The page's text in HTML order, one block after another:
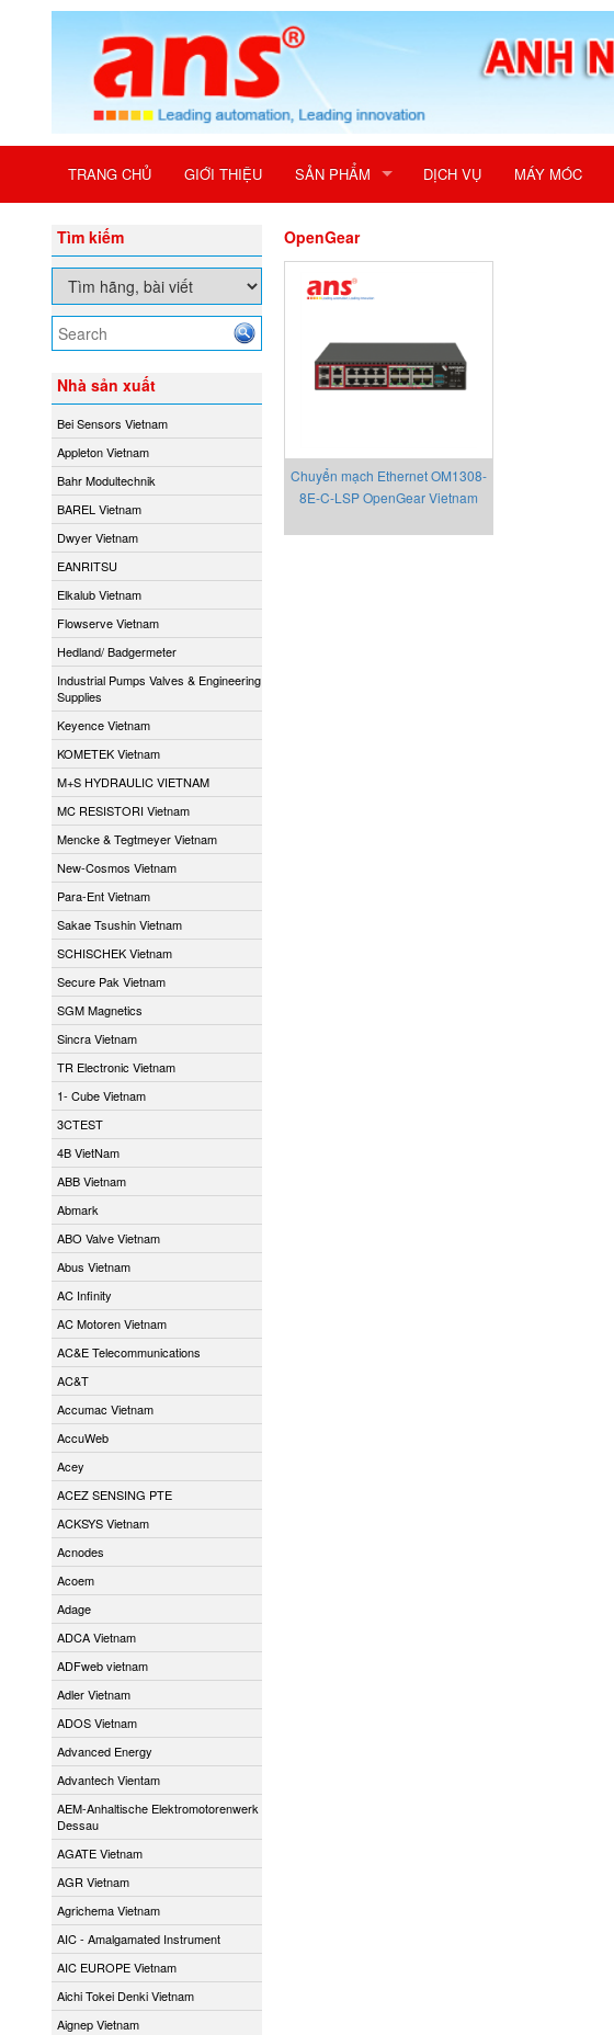
TRANG CHỦ GIỚI THIỆU SẢN PHẨM DỊCH VỤ MÁY MÓC
Tìm kiếm
Nhà sản xuất
Bei Sensors Vietnam
Appleton Vietnam
Bahr Modultechnik
BAREL Vietnam
Dwyer Vietnam
EANRITSU
Elkalub Vietnam
Flowserve Vietnam
Hedland/ Badgermeter
Industrial Pumps Valves & Engineering
Supplies
Keyence Vietnam
KOMETEK Vietnam
M+S HYDRAULIC VIETNAM
MC RESISTORI Vietnam
Mencke & Tegtmeyer Vietnam
New-Cosmos Vietnam
Para-Ent Vietnam
Sakae Tsushin Vietnam
SCHISCHEK Vietnam
Secure Pak Vietnam
SGM Magnetics
Sincra Vietnam
TR Electronic Vietnam
1- Cube Vietnam
3CTEST
4B VietNam
ABB Vietnam
Abmark
ABO Valve Vietnam
Abus Vietnam
AC Infinity
AC Motoren Vietnam
AC&E Telecommunications
AC&T
Accumac Vietnam
AccuWeb
Acey
ACEZ SENSING PTE
ACKSYS Vietnam
Acnodes
Acoem
Adage
ADCA Vietnam
ADFweb vietnam
Adler Vietnam
ADOS Vietnam
Advanced Energy
Advantech Vientam
AEM-Anhaltische Elektromotorenwerk
Dessau
AGATE Vietnam
AGR Vietnam
Agrichema Vietnam
AIC - Amalgamated Instrument
AIC EUROPE Vietnam
Aichi Tokei Denki Vietnam
Aignep Vietnam
OpenGear
Chuyển mạch Ethernet OM1308-
8E-C-LSP OpenGear Vietnam